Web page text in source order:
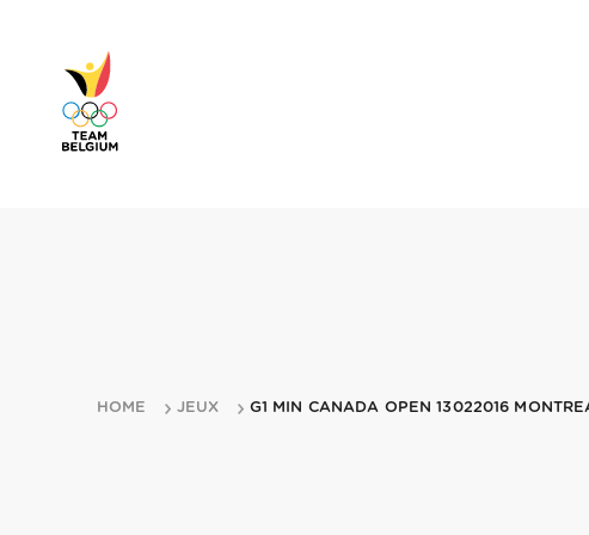
HOME JEUX G1 MIN CANADA OPEN 13022016